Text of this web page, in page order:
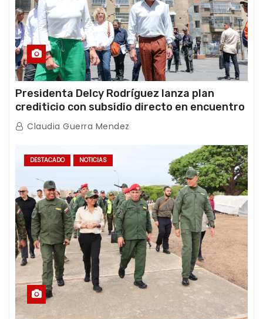
Presidenta Delcy Rodríguez lanza plan
crediticio con subsidio directo en encuentro
con Juntas de Condominio
Claudia Guerra Mendez
DESTACADO NOTICIAS